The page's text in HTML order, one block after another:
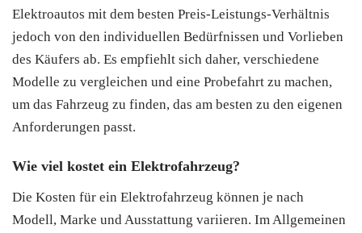
Elektroautos mit dem besten Preis-Leistungs-Verhältnis
jedoch von den individuellen Bedürfnissen und Vorlieben
des Käufers ab. Es empfiehlt sich daher, verschiedene
Modelle zu vergleichen und eine Probefahrt zu machen,
um das Fahrzeug zu finden, das am besten zu den eigenen
Anforderungen passt.
Wie viel kostet ein Elektrofahrzeug?
Die Kosten für ein Elektrofahrzeug können je nach
Modell, Marke und Ausstattung variieren. Im Allgemeinen